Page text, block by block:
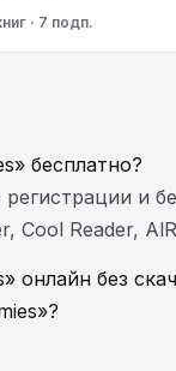
· 7 подп.
бесплатно?
и
Reader,
онлайн без